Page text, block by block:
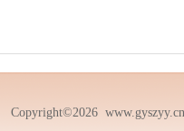
Copyright©2026